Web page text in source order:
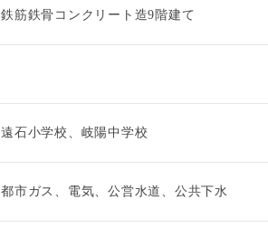
鉄筋鉄骨コンクリート造9階建て
遠石小学校、岐陽中学校
都市ガス、電気、公営水道、公共下水